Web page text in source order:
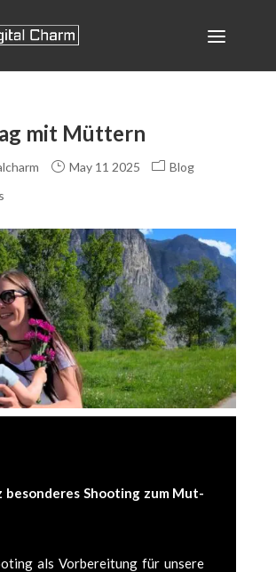
mit Müttern
May 11 2025
Blog
beson­deres Shoot­ing zum Mut­
als Vor­bere­itung für unsere